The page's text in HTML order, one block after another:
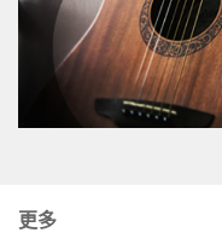
更多